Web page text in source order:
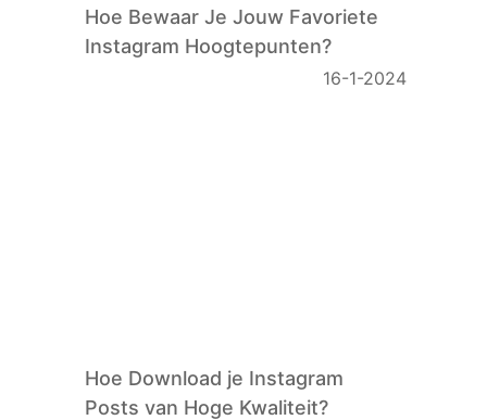
Hoe Bewaar Je Jouw Favoriete
Instagram Hoogtepunten?
16-1-2024
Hoe Download je Instagram
Posts van Hoge Kwaliteit?